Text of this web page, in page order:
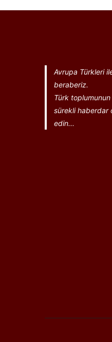
Avrupa Türkleri
beraberiz.
Türk
sürekli haberdar
edin...